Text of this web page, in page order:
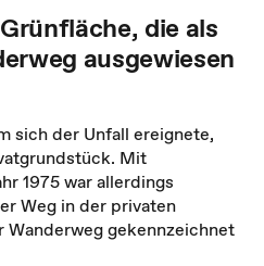
die als
ausgewiesen
sich der Unfall ereignete,
Mit
1975 war allerdings
Weg in der privaten
gekennzeichnet